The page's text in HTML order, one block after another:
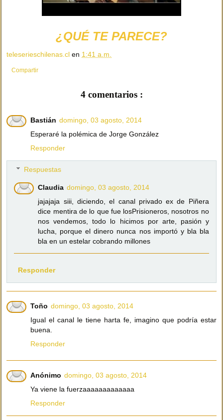
¿QUÉ TE PARECE?
teleserieschilenas.cl en 1:41 a.m.
Compartir
4 comentarios :
Bastián domingo, 03 agosto, 2014
Esperaré la polémica de Jorge González
Responder
Respuestas
Claudia domingo, 03 agosto, 2014
jajajaja siii, diciendo, el canal privado ex de Piñera
dice mentira de lo que fue losPrisioneros, nosotros no
nos vendemos, todo lo hicimos por arte, pasión y
lucha, porque el dinero nunca nos importó y bla bla
bla en un estelar cobrando millones
Responder
Toño domingo, 03 agosto, 2014
Igual el canal le tiene harta fe, imagino que podría estar
buena.
Responder
Anónimo domingo, 03 agosto, 2014
Ya viene la fuerzaaaaaaaaaaaaa
Responder